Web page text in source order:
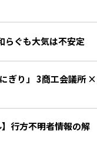
少し和らぐも大気は不安定
ぎり」 3商工会議所 ×
行方不明者情報の解